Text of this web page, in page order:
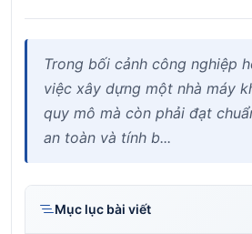
Trong bối cảnh công nghiệp
việc xây dựng một nhà máy
quy mô mà còn phải đạt
an toàn và tính b...
Mục lục bài viết